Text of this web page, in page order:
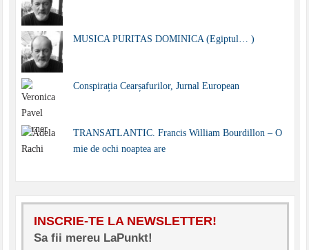
MUSICA PURITAS DOMINICA (Egiptul… )
Conspirația Cearșafurilor, Jurnal European
TRANSATLANTIC. Francis William Bourdillon – O
mie de ochi noaptea are
INSCRIE-TE LA NEWSLETTER!
Sa fii mereu LaPunkt!